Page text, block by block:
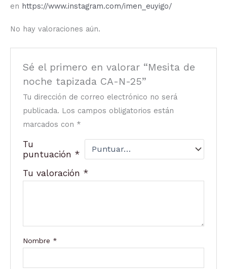
en https://www.instagram.com/imen_euyigo/
No hay valoraciones aún.
Sé el primero en valorar “Mesita de
noche tapizada CA-N-25”
Tu dirección de correo electrónico no será
publicada. Los campos obligatorios están
marcados con *
Tu
puntuación *
Tu valoración *
Nombre *